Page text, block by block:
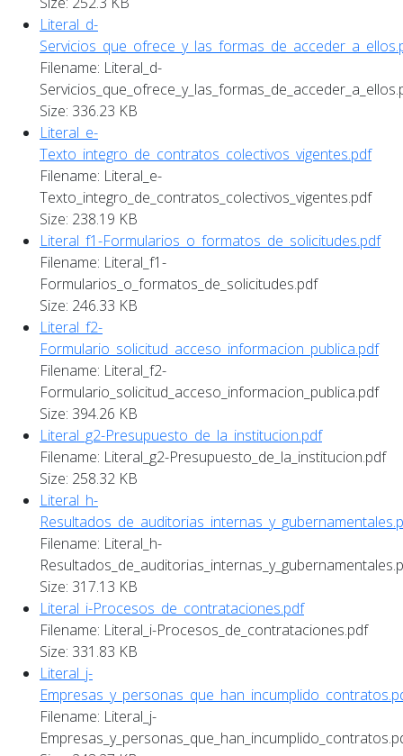
Literal_d-
Filename: Literal_d-
Size: 336.23 KB
Literal_e-
Texto_integro_de_contratos_colectivos_vigentes.pdf
Filename: Literal_e-
Texto_integro_de_contratos_colectivos_vigentes.pdf
Size: 238.19 KB
Literal_f1-Formularios_o_formatos_de_solicitudes.pdf
Filename: Literal_f1-
Formularios_o_formatos_de_solicitudes.pdf
Size: 246.33 KB
Literal_f2-
Formulario_solicitud_acceso_informacion_publica.pdf
Filename: Literal_f2-
Formulario_solicitud_acceso_informacion_publica.pdf
Size: 394.26 KB
Literal_g2-Presupuesto_de_la_institucion.pdf
Filename: Literal_g2-Presupuesto_de_la_institucion.pdf
Size: 258.32 KB
Literal_h-
Filename: Literal_h-
Size: 317.13 KB
Literal_i-Procesos_de_contrataciones.pdf
Filename: Literal_i-Procesos_de_contrataciones.pdf
Size: 331.83 KB
Literal_j-
Filename: Literal_j-